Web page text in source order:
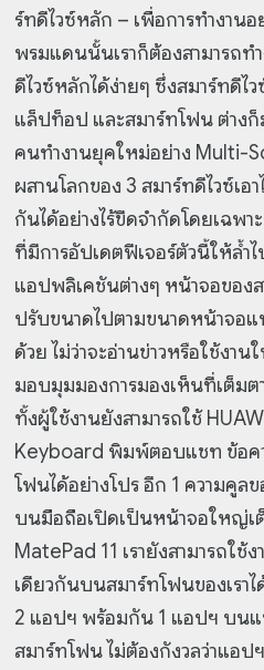
ร์ทดีไวซ์หลัก – เพื่อการทำงานอ
พรมแดนนั้นเราก็ต้องสามารถท
ดีไวซ์หลักได้ง่ายๆ ซึ่งสมาร์ทดีไ
แล็ปท็อป และสมาร์ทโฟน ต่างก็
คนทำงานยุคใหม่อย่าง Multi-
ผสานโลกของ 3 สมาร์ทดีไวซ์เอ
กันได้อย่างไร้ขีดจำกัดโดยเฉพา
ที่มีการอัปเดตฟีเจอร์ตัวนี้ให้ล้ำ
แอปพลิเคชันต่างๆ หน้าจอของ
ปรับขนาดไปตามขนาดหน้าจอ
ด้วย ไม่ว่าจะอ่านข่าวหรือใช้งา
มอบมุมมองการมองเห็นที่เต็มต
ทั้งผู้ใช้งานยังสามารถใช้
Keyboard พิมพ์ตอบแชท ข้อค
โฟนได้อย่างโปร อีก 1 ความคู
บนมือถือเปิดเป็นหน้าจอใหญ่เ
MatePad 11 เรายังสามารถใช้
เดียวกันบนสมาร์ทโฟนของเรา
2 แอปฯ พร้อมกัน 1 แอปฯ บน
สมาร์ทโฟน ไม่ต้องกังวลว่าแอ